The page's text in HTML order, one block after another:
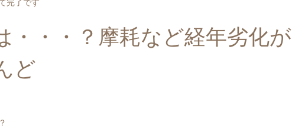
完了です
・・・？摩耗など経年劣化が
ど